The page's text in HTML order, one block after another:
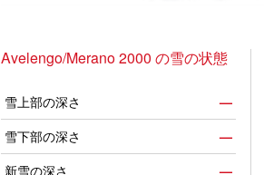
Avelengo/Merano 2000 の雪の状態
雪上部の深さ
—
雪下部の深さ
—
新雪の深さ
—